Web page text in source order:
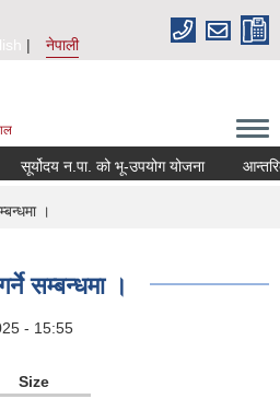
नेपाली
सूर्योदय न.पा. को भू-उपयोग योजना आन्तरिक
।
सम्बन्धमा ।
- 15:55
Size